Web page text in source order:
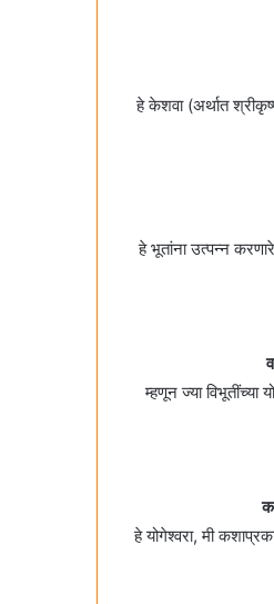
हे केशवा (अर्थात
हे भूतांना उत्पन्न
म्हणून ज्या विभूतींच्या
हे योगेश्वरा, मी